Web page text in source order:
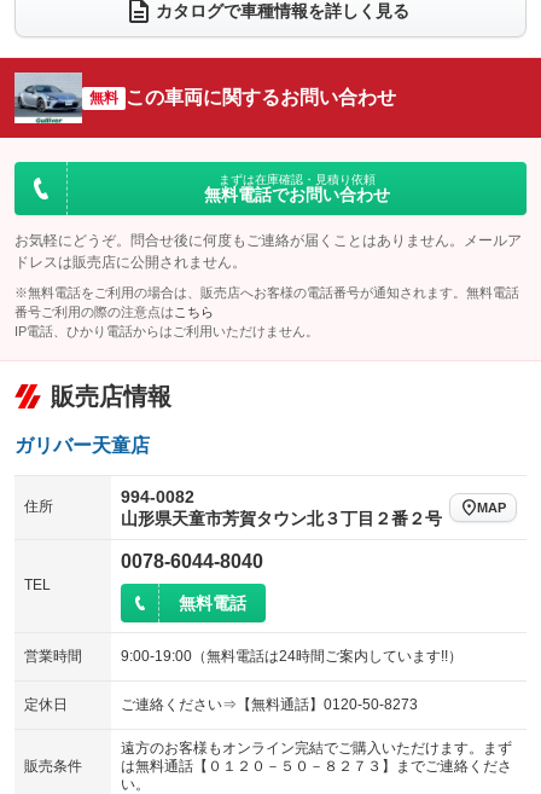
電動リアゲート フロントカメラ
：装備なし
シートエアコン
：装備なし 全周囲カメラ
：装備なし
サイドカメラ
：装備なし ルーフレール
：装備なし
エアサスペンション ヘッドライトウォッシャー
カタログで車種情報を詳しく見る
無料 この車両に関するお問い合わせ
まずは在庫確認・見積り依頼
無料電話でお問い合わせ
お気軽にどうぞ。問合せ後に何度もご連絡が届くことはありません。メールア
ドレスは販売店に公開されません。
※無料電話をご利用の場合は、販売店へお客様の電話番号が通知されます。無料電話
番号ご利用の際の注意点は こちら
IP電話、ひかり電話からはご利用いただけません。
販売店情報
ガリバー天童店
住所
994-0082
山形県天童市芳賀タウン北３丁目２番２号
MAP
TEL
0078-6044-8040
無料電話
営業時間 9:00-19:00（無料電話は24時間ご案内しています!!）
定休日 ご連絡ください⇒【無料通話】0120-50-8273
販売条件
遠方のお客様もオンライン完結でご購入いただけます。まず
は無料通話【０１２０－５０－８２７３】までご連絡くださ
い。